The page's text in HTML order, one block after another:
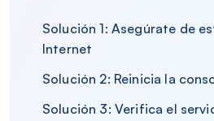
Solución 1: Asegúrate de
Internet
Solución 2: Reinicia la
Solución 3: Verifica el